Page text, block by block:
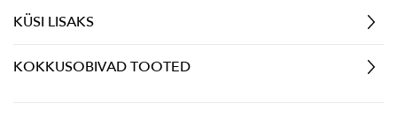
KÜSI LISAKS
KOKKUSOBIVAD TOOTED